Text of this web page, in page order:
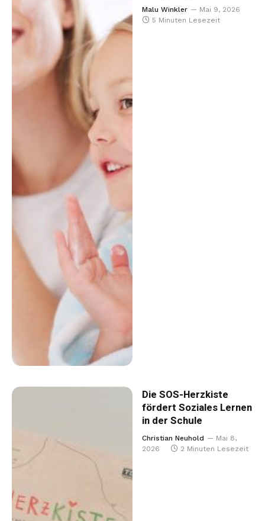
Malu Winkler
Mai 9, 2026
5 Minuten Lesezeit
Die SOS-Herzkiste
fördert Soziales Lernen
in der Schule
Christian Neuhold
Mai 8,
2026
2 Minuten Lesezeit